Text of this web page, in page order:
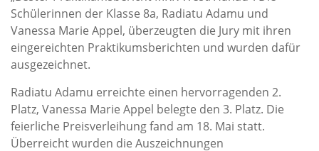
Schülerinnen der Klasse 8a, Radiatu Adamu und
Vanessa Marie Appel, überzeugten die Jury mit ihren
eingereichten Praktikumsberichten und wurden dafür
ausgezeichnet.
Radiatu Adamu erreichte einen hervorragenden 2.
Platz, Vanessa Marie Appel belegte den 3. Platz. Die
feierliche Preisverleihung fand am 18. Mai statt.
Überreicht wurden die Auszeichnungen